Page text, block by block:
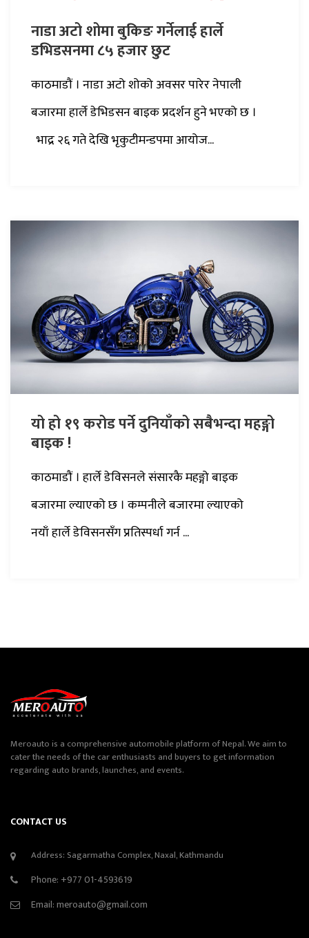
नाडा अटो शोमा बुकिङ गर्नेलाई हार्ले
डभिडसनमा ८५ हजार छुट
काठमाडौं । नाडा अटो शोको अवसर पारेर नेपाली
बजारमा हार्ले डेभिडसन बाइक प्रदर्शन हुने भएको छ ।
भाद्र २६ गते देखि भृकुटीमन्डपमा आयोज...
यो हो १९ करोड पर्ने दुनियाँको सबैभन्दा महङ्गो
बाइक !
काठमाडौं । हार्ले डेविसनले संसारकै महङ्गो बाइक
बजारमा ल्याएको छ । कम्पनीले बजारमा ल्याएको
नयाँ हार्ले डेविसनसँग प्रतिस्पर्धा गर्न ...
Meroauto is a comprehensive automobile platform of Nepal. We aim to
cater the needs of the car enthusiasts and buyers to get information
regarding auto brands, launches, and events.
CONTACT US
Address: Sagarmatha Complex, Naxal, Kathmandu
Phone: +977 01-4593619
Email:meroauto@gmail.com